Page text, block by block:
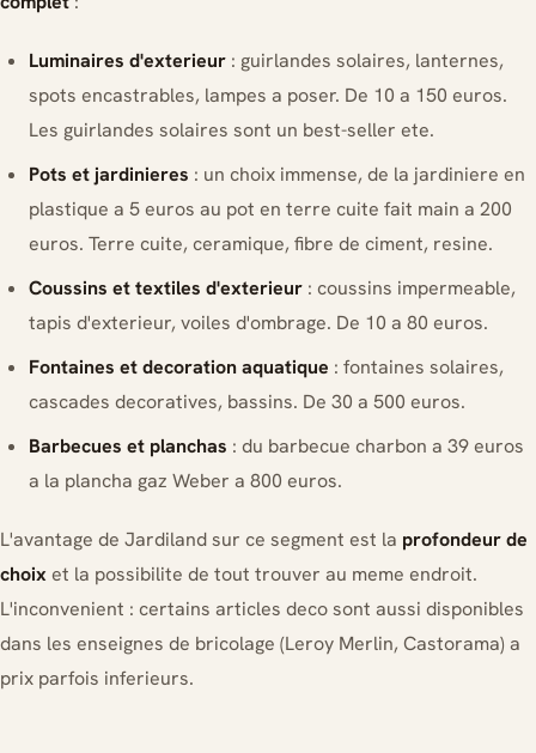
Luminaires d'exterieur : guirlandes solaires, lanternes,
spots encastrables, lampes a poser. De 10 a 150 euros.
Les guirlandes solaires sont un best-seller ete.
Pots et jardinieres : un choix immense, de la jardiniere en
plastique a 5 euros au pot en terre cuite fait main a 200
euros. Terre cuite, ceramique, fibre de ciment, resine.
Coussins et textiles d'exterieur : coussins impermeable,
tapis d'exterieur, voiles d'ombrage. De 10 a 80 euros.
Fontaines et decoration aquatique : fontaines solaires,
cascades decoratives, bassins. De 30 a 500 euros.
Barbecues et planchas : du barbecue charbon a 39 euros
a la plancha gaz Weber a 800 euros.
L'avantage de Jardiland sur ce segment est la profondeur de
choix et la possibilite de tout trouver au meme endroit.
L'inconvenient : certains articles deco sont aussi disponibles
dans les enseignes de bricolage (Leroy Merlin, Castorama) a
prix parfois inferieurs.